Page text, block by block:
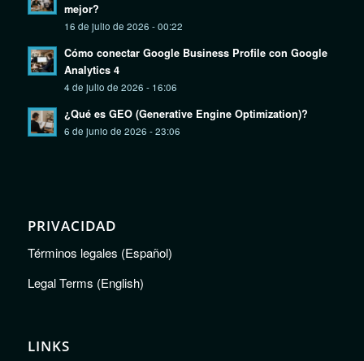
mejor?
16 de julio de 2026 - 00:22
Cómo conectar Google Business Profile con Google
Analytics 4
4 de julio de 2026 - 16:06
¿Qué es GEO (Generative Engine Optimization)?
6 de junio de 2026 - 23:06
PRIVACIDAD
Términos legales (Español)
Legal Terms (English)
LINKS